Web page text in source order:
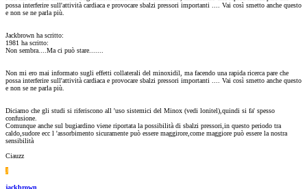
possa interferire sull'attività cardiaca e provocare sbalzi pressori importanti .... Vai così smetto anche questo
e non se ne parla più.
Jackbrown ha scritto:
1981 ha scritto:
Non sembra....Ma ci può stare.......
Non mi ero mai informato sugli effetti collaterali del minoxidil, ma facendo una rapida ricerca pare che
possa interferire sull'attività cardiaca e provocare sbalzi pressori importanti .... Vai così smetto anche questo
e non se ne parla più.
Diciamo che gli studi si riferiscono all 'uso sistemici del Minox (vedi lonitel),quindi si fa' spesso
confusione.
Comunque anche sul bugiardino viene riportata la possibilità di sbalzi pressori,in questo periodo tra
caldo,sudore ecc l 'assorbimento sicuramente può essere maggirore,come maggiore può essere la nostra
sensibilità
Ciauzz
J
jackbrown